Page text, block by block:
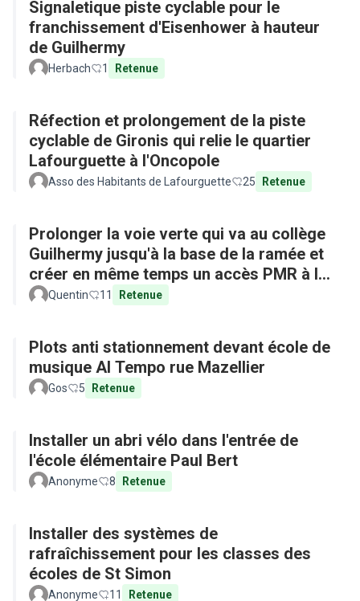
Signaletique piste cyclable pour le
franchissement d'Eisenhower à hauteur
de Guilhermy
Herbach 1 Retenue
Réfection et prolongement de la piste
cyclable de Gironis qui relie le quartier
Lafourguette à l'Oncopole
Asso des Habitants de Lafourguette 25 Retenue
Prolonger la voie verte qui va au collège
Guilhermy jusqu'à la base de la ramée et
créer en même temps un accès PMR à la
base depuis l'arrêt de bus
Quentin 11 Retenue
Plots anti stationnement devant école de
musique Al Tempo rue Mazellier
Gos 5 Retenue
Installer un abri vélo dans l'entrée de
l'école élémentaire Paul Bert
Anonyme 8 Retenue
Installer des systèmes de
rafraîchissement pour les classes des
écoles de St Simon
Anonyme 11 Retenue